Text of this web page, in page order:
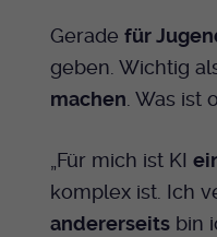
Gerade für
geben. Wichtig
machen . Was
„Für mich ist KI
komplex ist. Ich
andererseitsbin
Zweck
Name
Zweck
Giphy
TikTok